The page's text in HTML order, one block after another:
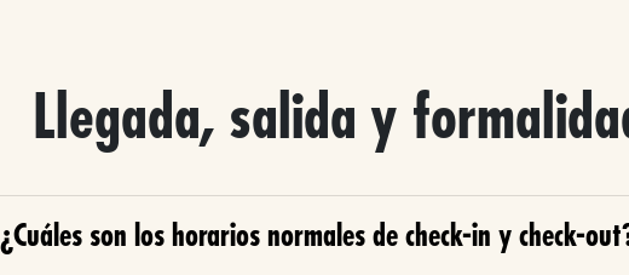
Llegada, salida y
¿Cuáles son los horarios normales de check-in y check-